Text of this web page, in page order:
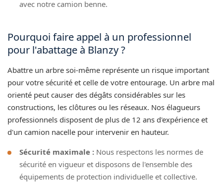
avec notre camion benne.
Pourquoi faire appel à un professionnel
pour l'abattage à Blanzy ?
Abattre un arbre soi-même représente un risque important
pour votre sécurité et celle de votre entourage. Un arbre mal
orienté peut causer des dégâts considérables sur les
constructions, les clôtures ou les réseaux. Nos élagueurs
professionnels disposent de plus de 12 ans d'expérience et
d'un camion nacelle pour intervenir en hauteur.
Sécurité maximale : Nous respectons les normes de
sécurité en vigueur et disposons de l'ensemble des
équipements de protection individuelle et collective.